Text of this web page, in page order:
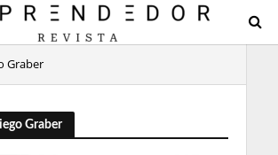
Graber
Graber